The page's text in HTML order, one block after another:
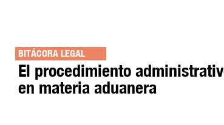
BITÁCORA LEGAL
El procedimiento
en materia aduanera